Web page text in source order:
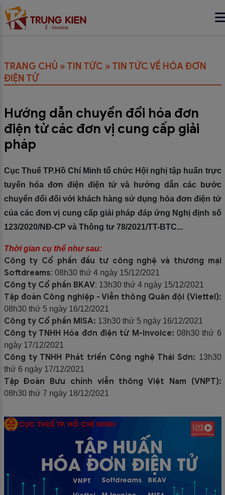
TRANG CHỦ » TIN TỨC » TIN TỨC VỀ HÓA ĐƠN
ĐIỆN TỬ
Hướng dẫn chuyển đổi hóa đơn
điện tử các đơn vị cung cấp giải
pháp
Cục Thuế TP.Hồ Chí Minh tổ chức Hội nghị tập huấn trực
tuyến hóa đơn điện điện tử và hướng dẫn các bước
chuyển đổi đối với khách hàng sử dụng hóa đơn điện tử
của các đơn vị cung cấp giải pháp đáp ứng Nghị định số
123/2020/NĐ-CP và Thông tư 78/2021/TT-BTC...
Thời gian cụ thể như sau:
Công ty Cổ phần đầu tư công nghệ và thương mại
Softdreams: 08h30 thứ 4 ngày 15/12/2021
Công ty Cổ phần BKAV: 13h30 thứ 4 ngày 15/12/2021
Tập đoàn Công nghiệp - Viễn thông Quân đội (Viettel):
08h30 thứ 5 ngày 16/12/2021
Công ty Cổ phần MISA: 13h30 thứ 5 ngày 16/12/2021
Công ty TNHH Hóa đơn điện tử M-Invoice: 08h30 thứ 6
ngày 17/12/2021
Công ty TNHH Phát triển Công nghệ Thái Sơn: 13h30
thứ 6 ngày 17/12/2021
Tập Đoàn Bưu chính viễn thông Việt Nam (VNPT):
08h30 thứ 7 ngày 18/12/2021